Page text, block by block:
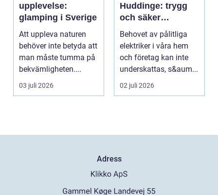
upplevelse:
glamping i Sverige
Att uppleva naturen
behöver inte betyda att
man måste tumma på
bekvämligheten....
03 juli 2026
Huddinge: trygg
och säker
elinstallation
Behovet av pålitliga
elektriker i våra hem
och företag kan inte
underskattas, s&aum...
02 juli 2026
Adress